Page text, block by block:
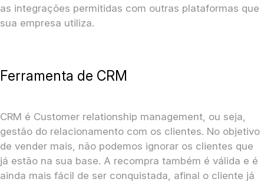
as integrações permitidas com outras plataformas que
sua empresa utiliza.
Ferramenta de CRM
CRM é Customer relationship management, ou seja,
gestão do relacionamento com os clientes. No objetivo
de vender mais, não podemos ignorar os clientes que
já estão na sua base. A recompra também é válida e é
ainda mais fácil de ser conquistada, afinal o cliente já